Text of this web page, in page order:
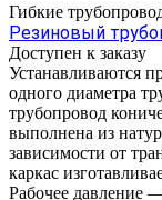
Гибкие
Резиновый
Доступен к заказу
Устанавливаются
одного диаметра
трубопровод
выполнена из
зависимости от
каркас
Рабочее давление